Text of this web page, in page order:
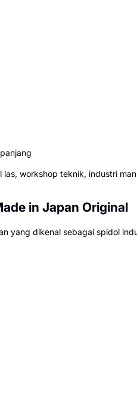
workshop teknik, industri
in Japan Original
yang dikenal sebagai spidol